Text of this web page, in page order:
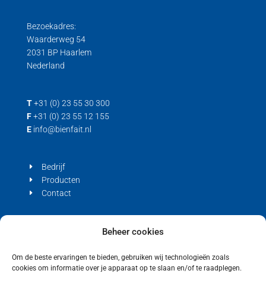
Beheer cookies
Om de beste ervaringen te bieden, gebruiken wij technologieën zoals
cookies om informatie over je apparaat op te slaan en/of te raadplegen.
Bezoekadres:
Waarderweg 54
2031 BP Haarlem
Nederland
T +31 (0) 23 55 30 300
F +31 (0) 23 55 12 155
E info@bienfait.nl
Bedrijf
Producten
Contact
Privacyverklaring